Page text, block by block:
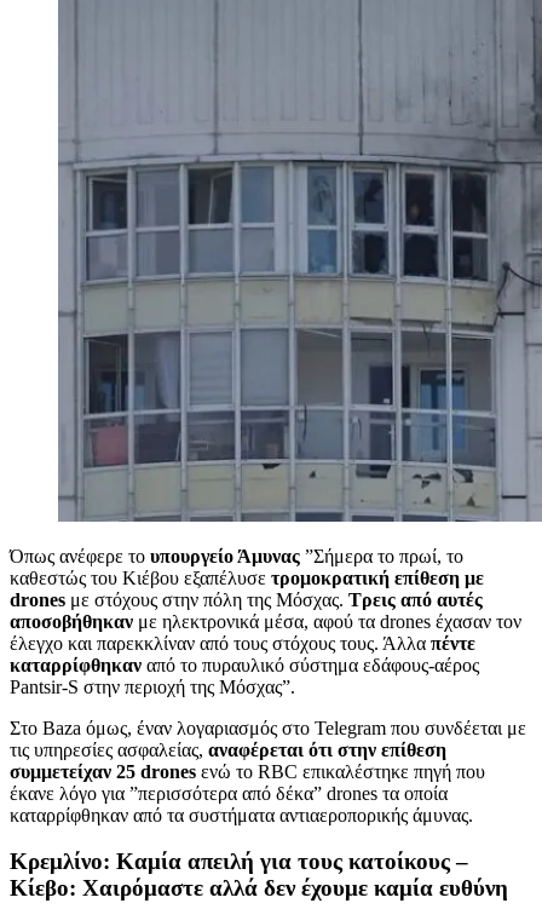
Όπως ανέφερε το υπουργείο Άμυνας ”Σήμερα το πρωί, το
καθεστώς του Κιέβου εξαπέλυσε τρομοκρατική επίθεση με
drones με στόχους στην πόλη της Μόσχας. Τρεις από αυτές
αποσοβήθηκαν με ηλεκτρονικά μέσα, αφού τα drones έχασαν τον
έλεγχο και παρεκκλίναν από τους στόχους τους. Άλλα πέντε
καταρρίφθηκαν από το πυραυλικό σύστημα εδάφους-αέρος
Pantsir-S στην περιοχή της Μόσχας”.
Στο Baza όμως, έναν λογαριασμός στο Telegram που συνδέεται με
τις υπηρεσίες ασφαλείας, αναφέρεται ότι στην επίθεση
συμμετείχαν 25 drones ενώ το RBC επικαλέστηκε πηγή που
έκανε λόγο για ”περισσότερα από δέκα” drones τα οποία
καταρρίφθηκαν από τα συστήματα αντιαεροπορικής άμυνας.
Κρεμλίνο: Καμία απειλή για τους κατοίκους –
Κίεβο: Χαιρόμαστε αλλά δεν έχουμε καμία ευθύνη